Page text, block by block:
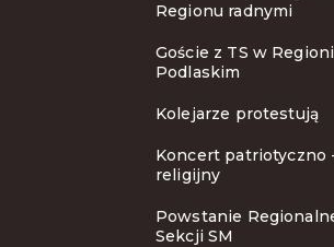
Regionu radnymi
Goście z TS w
Podlaskim
Kolejarze protestują
Koncert patriotyczno
religijny
Powstanie
Sekcji SM